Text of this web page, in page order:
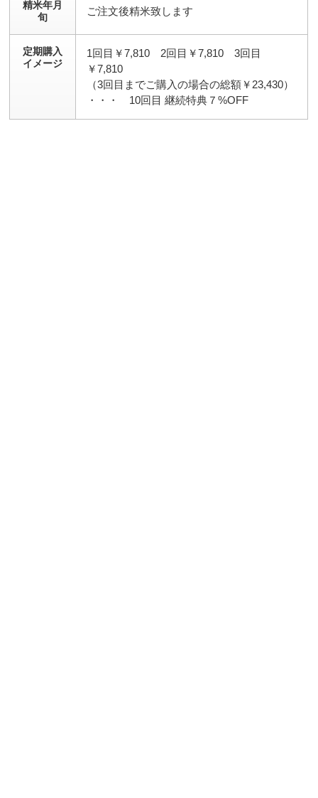
精米年月
旬
ご注文後精米致します
定期購入
イメージ
1回目￥7,810 2回目￥7,810 3回目
￥7,810
（3回目までご購入の場合の総額￥23,430）
・・・ 10回目 継続特典７%OFF